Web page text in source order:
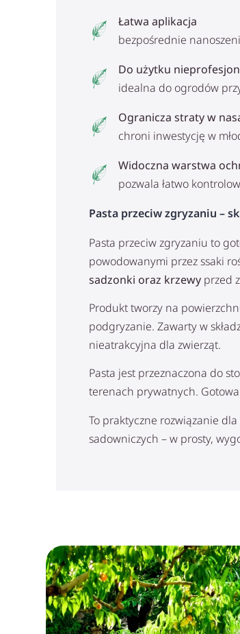
Łatwa aplikacja
bezpośrednie
Do użytku
idealna do ogrodów
Ogranicza straty w
chroni inwestycję w
Widoczna warstwa
pozwala łatwo
Pasta przeciw zgryzaniu –
Pasta przeciw zgryzaniu to
powodowanymi przez ssaki
sadzonki oraz krzewy przed
Produkt tworzy na
podgryzanie. Zawarty w
nieatrakcyjna dla zwierząt.
Pasta jest przeznaczona do
terenach prywatnych.
To praktyczne rozwiązanie
sadowniczych – w prosty,